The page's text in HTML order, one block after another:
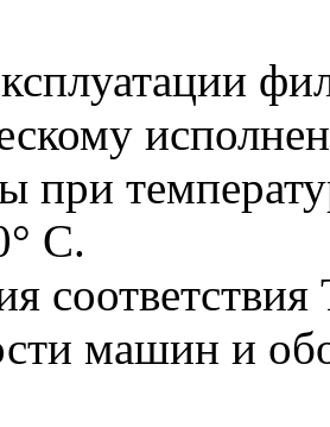
при
С.
машин и